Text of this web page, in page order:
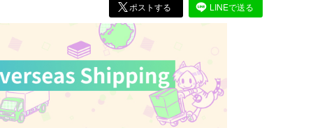
ポストする LINEで送る